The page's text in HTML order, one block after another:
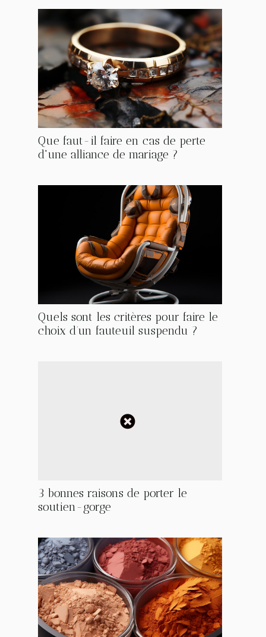
Que faut-il faire en cas de perte
d'une alliance de mariage ?
Quels sont les critères pour faire le
choix d’un fauteuil suspendu ?
3 bonnes raisons de porter le
soutien-gorge